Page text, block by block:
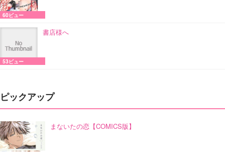
60ビュー
書店様へ
53ビュー
ピックアップ
まないたの恋【COMICS版】